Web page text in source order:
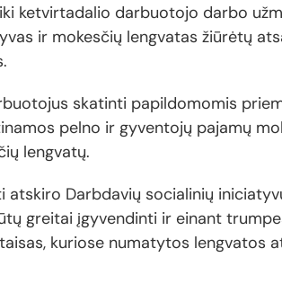
ketvirtadalio darbuotojo darbo
ir mokesčių lengvatas žiūrėtų
skatinti papildomomis
pelno ir gyventojų pajamų
lengvatų.
atskiro Darbdavių socialinių
greitai įgyvendinti ir einant
kuriose numatytos lengvatos